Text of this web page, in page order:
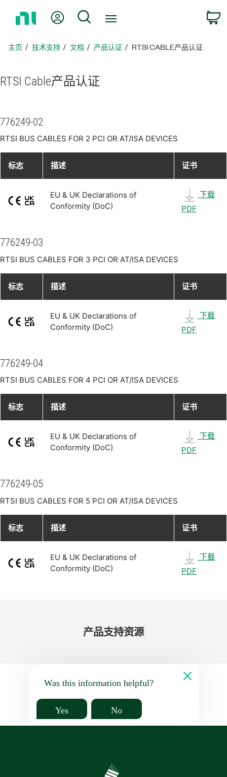
页
我的账户 搜索
主页 技术支持 文档 产品认证 RTSI CABLE产品认证
RTSI Cable产品认证
776249-02
RTSI BUS CABLES FOR 2 PCI OR AT/ISA DEVICES
标志 描述 证书
EU & UK Declarations of
Conformity (DoC)
下载
PDF
776249-03
RTSI BUS CABLES FOR 3 PCI OR AT/ISA DEVICES
标志 描述 证书
EU & UK Declarations of
Conformity (DoC)
下载
PDF
776249-04
RTSI BUS CABLES FOR 4 PCI OR AT/ISA DEVICES
标志 描述 证书
EU & UK Declarations of
Conformity (DoC)
下载
PDF
776249-05
RTSI BUS CABLES FOR 5 PCI OR AT/ISA DEVICES
标志 描述 证书
EU & UK Declarations of
Conformity (DoC)
下载
PDF
产品​支持​资源
Was this information helpful?
Yes No